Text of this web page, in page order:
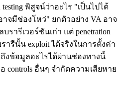
พิสูจน์ว่าอะไร "เป็นไปได้
จมีช่องโหว่" ยกตัวอย่าง VA อาจ
รารีเวอร์ชันเก่า แต่ penetration
ารีนั้น exploit ได้จริงในการตั้งค่า
งข้อมูลอะไรได้ผ่านช่องทางนี้
อ controls อื่นๆ จำกัดความเสียหาย